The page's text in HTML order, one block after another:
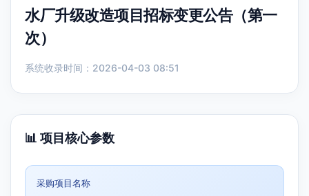
水厂升级改造项目招标变更公告（第一
次）
系统收录时间：2026-04-03 08:51
📊 项目核心参数
采购项目名称